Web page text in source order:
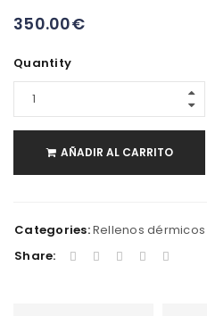
350.00€
Quantity
AÑADIR AL CARRITO
Categories:Rellenos
Share: